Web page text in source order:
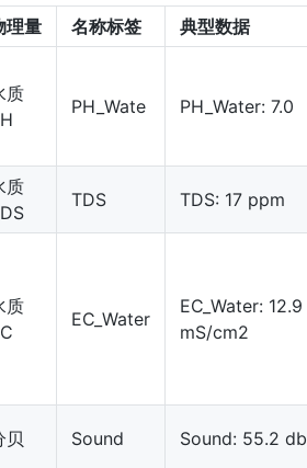
理量 名称标签 典型数据
质
PH_Wate PH_Water: 7.0
质
TDS TDS: 17 ppm
质
EC_Water
EC_Water: 12.9
mS/cm2
贝 Sound Sound: 55.2 db